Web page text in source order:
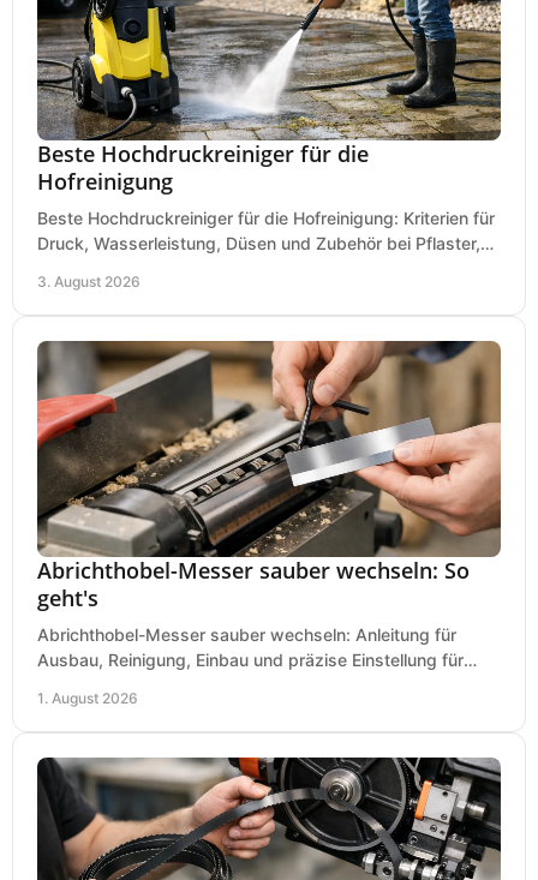
Beste Hochdruckreiniger für die
Hofreinigung
Beste Hochdruckreiniger für die Hofreinigung: Kriterien für
Druck, Wasserleistung, Düsen und Zubehör bei Pflaster,
3. August 2026
Abrichthobel-Messer sauber wechseln: So
geht's
Abrichthobel-Messer sauber wechseln: Anleitung für
Ausbau, Reinigung, Einbau und präzise Einstellung für
1. August 2026